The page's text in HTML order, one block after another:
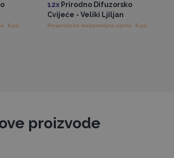
12xPrirodno Difuzorsko
Cvijeće - Veliki Ljiljan
Preporučena maloprodajna cijena : €4.05/Difuzor
proizvode